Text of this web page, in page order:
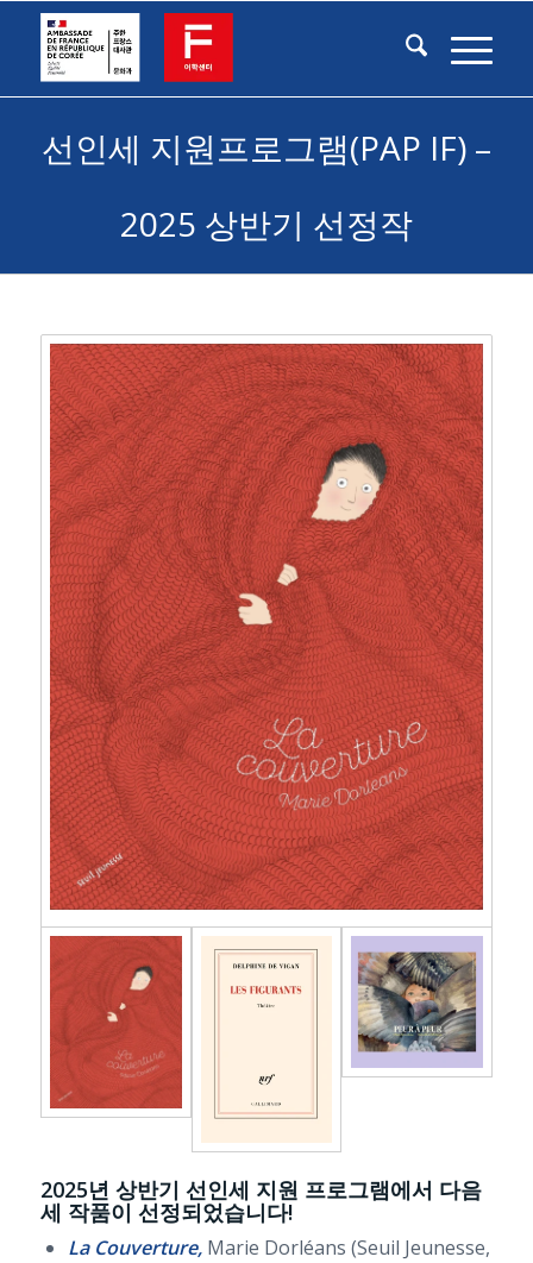
선인세 지원프로그램(PAP IF) –
2025 상반기 선정작
2025년 상반기 선인세 지원 프로그램에서 다음
세 작품이 선정되었습니다!
La Couverture,Marie Dorléans (Seuil Jeunesse,